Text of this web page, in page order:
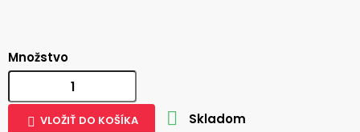
Množstvo
 VLOŽIŤ DO KOŠÍKA  Skladom